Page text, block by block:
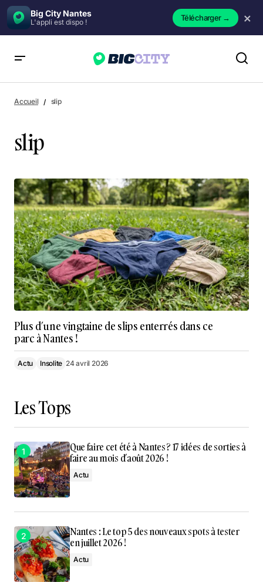
Big City Nantes
L'appli est dispo ! Télécharger→ ×
Accueil slip
slip
Plus d’une vingtaine de slips enterrés dans ce
parc à Nantes !
Actu Insolite 24 avril 2026
Les Tops
Que faire cet été à Nantes ? 17 idées de sorties à
faire au mois d’août 2026 !
Actu
Nantes : Le top 5 des nouveaux spots à tester
en juillet 2026 !
Actu